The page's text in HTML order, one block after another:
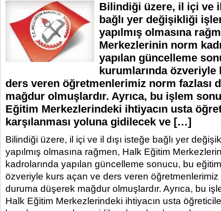
Bilindiği üzere, il içi ve il
bağlı yer değişikliği
yapılmış olmasına
Merkezlerinin norm
yapılan güncelleme
kurumlarında özveriyle
ders veren öğretmenlerimiz norm fazlası
mağdur olmuşlardır. Ayrıca, bu işlem
Eğitim Merkezlerindeki ihtiyacın usta
karşılanması yoluna gidilecek ve […]
Bilindiği üzere, il içi ve il dışı isteğe bağlı yer
yapılmış olmasına rağmen, Halk Eğitim
kadrolarında yapılan güncelleme sonucu, bu
özveriyle kurs açan ve ders veren öğretmenlerimiz
duruma düşerek mağdur olmuşlardır. Ayrıca, bu
Halk Eğitim Merkezlerindeki ihtiyacın usta